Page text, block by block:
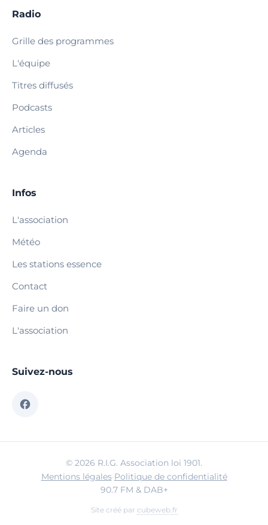
Radio
Grille des programmes
L'équipe
Titres diffusés
Podcasts
Articles
Agenda
Infos
L'association
Météo
Les stations essence
Contact
Faire un don
L'association
Suivez-nous
© 2026 R.I.G. Association loi 1901.
Mentions légales·Politique de confidentialité
90.7 FM & DAB+
Site créé par cubeweb.fr